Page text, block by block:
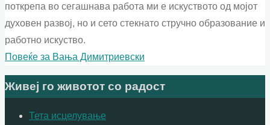
поткрепа во сегашнава работа ми е искуството од мојот
духовен развој, но и сето стекнато стручно образование и
работно искуство.
Повеќе за Вања Димитриевски
Живеј го животот со радост
Тета исцелување